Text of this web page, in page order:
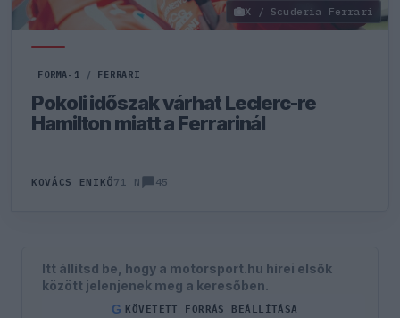
X / Scuderia Ferrari
FORMA-1 / FERRARI
Pokoli időszak várhat Leclerc-re
Hamilton miatt a Ferrarinál
KOVÁCS ENIKŐ71 N 45
Itt állítsd be, hogy a motorsport.hu hírei elsők
között jelenjenek meg a keresőben.
G KÖVETETT FORRÁS BEÁLLÍTÁSA